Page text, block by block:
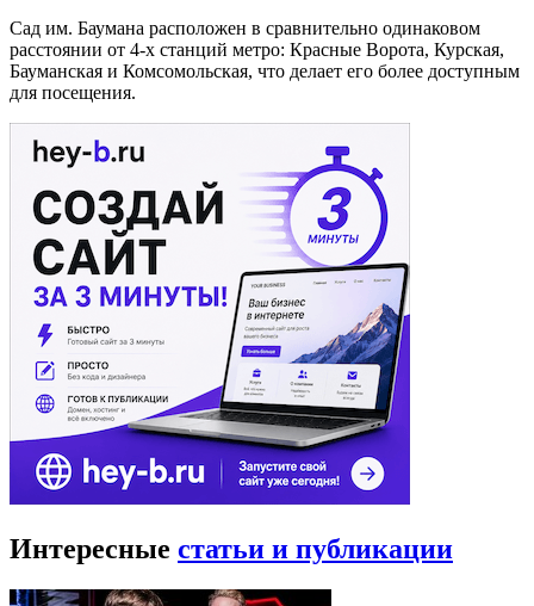
Сад им. Баумана расположен в сравнительно одинаковом
расстоянии от 4-х станций метро: Красные Ворота, Курская,
Бауманская и Комсомольская, что делает его более доступным
для посещения.
Интересные статьи и публикации